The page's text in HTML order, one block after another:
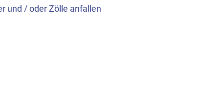
und / oder Zölle anfallen